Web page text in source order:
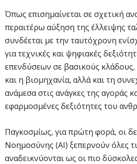
Όπως επισημαίνεται σε σχετική
περαιτέρω αύξηση της έλλειψης
συνδέεται με την ταυτόχρονη
για τεχνικές και ψηφιακές
επενδύσεων σε βασικούς
και η βιομηχανία, αλλά και τη
ανάμεσα στις ανάγκες της αγοράς
εφαρμοσμένες δεξιότητες του
Παγκοσμίως, για πρώτη φορά, οι
Νοημοσύνης (AI) ξεπερνούν όλες
αναδεικνύονται ως οι πιο